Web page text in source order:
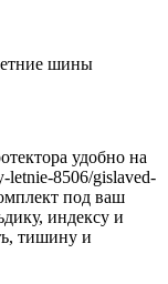
удобно на
letnie-8506/gislaved-
под ваш
индексу и
тишину и